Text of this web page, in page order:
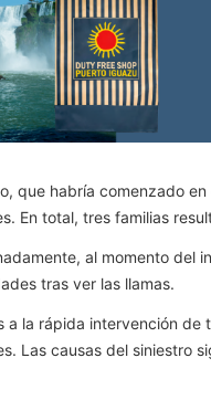
que habría comenzado
En total, tres familias
al momento del
tras ver las llamas.
a la rápida intervención
Las causas del siniestro